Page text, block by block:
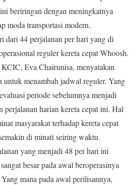
beriringan dengan meningkatnya
moda transportasi modern.
dari 44 perjalanan per hari yang di
reguler kereta cepat Whoosh.
Eva Chairunisa, menyatakan
untuk menambah jadwal reguler. Yang
periode sebelumnya menjadi
perjalanan harian kereta cepat ini. Hal
masyarakat terhadap kereta cepat
di minati seiring waktu.
yang menjadi 48 per hari ini
besar pada awal beroperasinya
mana pada awal perilisannya,